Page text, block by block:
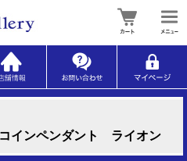
インペンダント ライオン